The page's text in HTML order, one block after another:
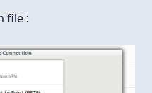
file :